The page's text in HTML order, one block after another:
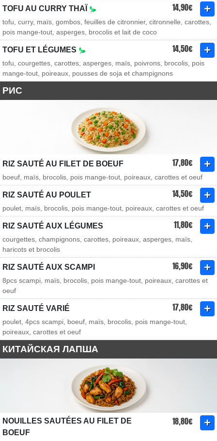
TOFU AU CURRY THAÏ 14,90€
tofu, curry, maïs, gombos, feuilles de citronnier, citronnelle, carottes,
pois mange-tout, asperges, brocolis et lait de coco
TOFU ET LÉGUMES 14,50€
tofu, courgettes, carottes, asperges, maïs, poivrons, brocolis, pois
mange-tout, poireaux, pousses de soja et champignons
РИС
RIZ SAUTÉ AU FILET DE BOEUF 17,80€
boeuf, maïs, brocolis, pois mange-tout, poireaux, carottes et oeuf
RIZ SAUTÉ AU POULET 14,50€
poulet, maïs, brocolis, pois mange-tout, poireaux, carottes et oeuf
RIZ SAUTÉ AUX LÉGUMES 11,80€
courgettes, champignons, carottes, poireaux, asperges, maïs,
haricots et brocolis
RIZ SAUTÉ AUX SCAMPI 16,90€
8pcs scampi, maïs, brocolis, pois mange-tout, poireaux, carottes et
oeuf
RIZ SAUTÉ VARIÉ 17,80€
poulet, 4pcs scampi, boeuf, maïs, brocolis, pois mange-tout,
poireaux, carottes et oeuf
КИТАЙСКАЯ ЛАПША
NOUILLES SAUTÉES AU FILET DE
BOEUF
18,80€